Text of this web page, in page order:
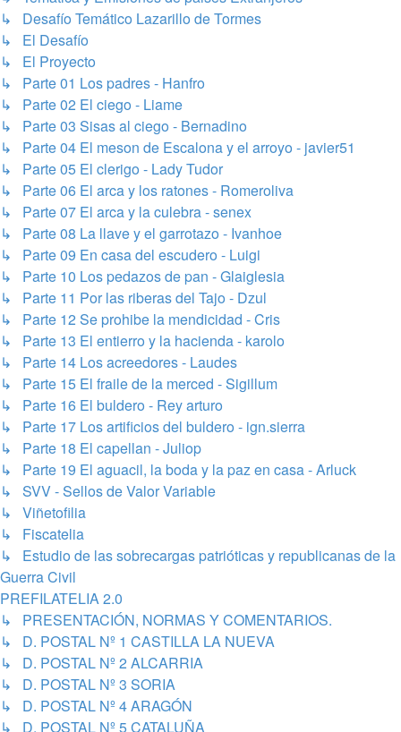
↳ Desafío Temático Lazarillo de Tormes
↳ El Desafío
↳ El Proyecto
↳ Parte 01 Los padres - Hanfro
↳ Parte 02 El ciego - Liame
↳ Parte 03 Sisas al ciego - Bernadino
↳ Parte 04 El meson de Escalona y el arroyo - javier51
↳ Parte 05 El clerigo - Lady Tudor
↳ Parte 06 El arca y los ratones - Romeroliva
↳ Parte 07 El arca y la culebra - senex
↳ Parte 08 La llave y el garrotazo - Ivanhoe
↳ Parte 09 En casa del escudero - Luigi
↳ Parte 10 Los pedazos de pan - Glaiglesia
↳ Parte 11 Por las riberas del Tajo - Dzul
↳ Parte 12 Se prohibe la mendicidad - Cris
↳ Parte 13 El entierro y la hacienda - karolo
↳ Parte 14 Los acreedores - Laudes
↳ Parte 15 El fraile de la merced - Sigillum
↳ Parte 16 El buldero - Rey arturo
↳ Parte 17 Los artificios del buldero - ign.sierra
↳ Parte 18 El capellan - Juliop
↳ Parte 19 El aguacil, la boda y la paz en casa - Arluck
↳ SVV - Sellos de Valor Variable
↳ Viñetofilia
↳ Fiscatelia
↳ Estudio de las sobrecargas patrióticas y republicanas de la
Guerra Civil
PREFILATELIA 2.0
↳ PRESENTACIÓN, NORMAS Y COMENTARIOS.
↳ D. POSTAL Nº 1 CASTILLA LA NUEVA
↳ D. POSTAL Nº 2 ALCARRIA
↳ D. POSTAL Nº 3 SORIA
↳ D. POSTAL Nº 4 ARAGÓN
↳ D. POSTAL Nº 5 CATALUÑA